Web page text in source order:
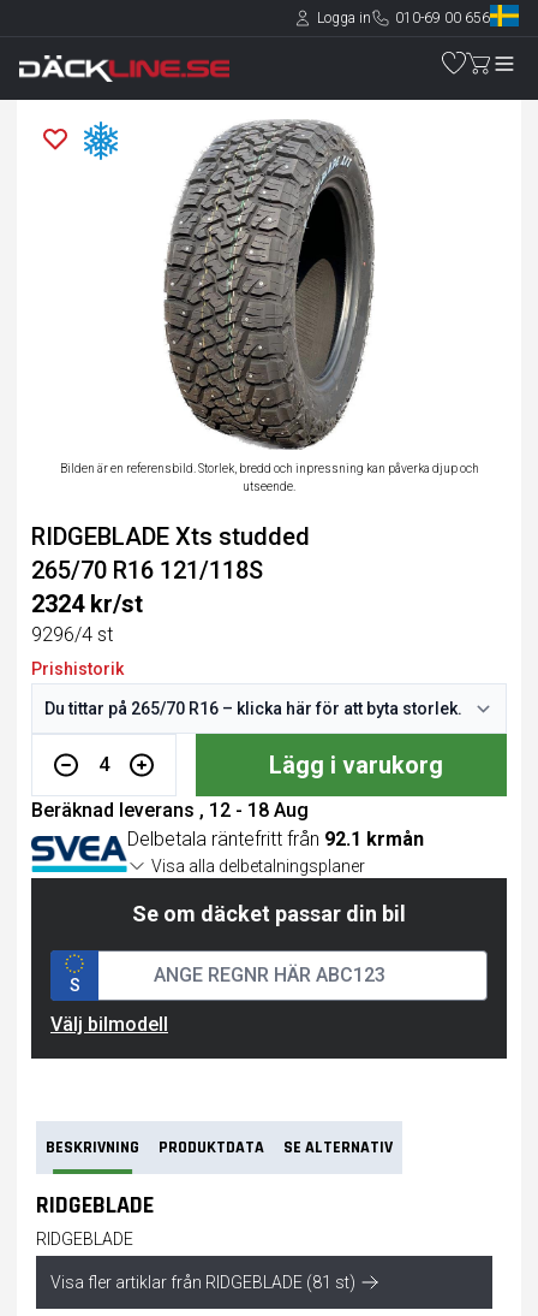
Logga in 010-69 00 656
Bilden är en referensbild. Storlek, bredd och inpressning kan påverka djup och
utseende.
RIDGEBLADE Xts studded
265/70 R16 121/118S
2324 kr/st
9296/4 st
Prishistorik
4 Lägg i varukorg
Beräknad leverans , 12 - 18 Aug
Delbetala räntefritt från 92.1 krmån
Visa alla delbetalningsplaner
Se om däcket passar din bil
S
Välj bilmodell
BESKRIVNING PRODUKTDATA SE ALTERNATIV
RIDGEBLADE
RIDGEBLADE
Visa fler artiklar från RIDGEBLADE (81 st)